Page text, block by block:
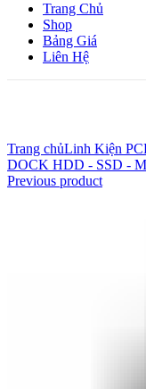
Trang Chủ
Shop
Bảng Giá
Liên Hệ
Trang chủLinh Kiện PC
DOCK HDD - SSD -
Previous product